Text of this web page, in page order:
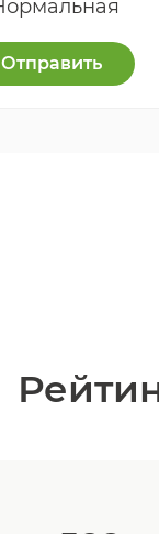
Отправить